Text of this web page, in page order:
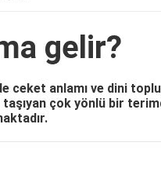
gelir?
ceket anlamı ve dini
çok yönlü bir